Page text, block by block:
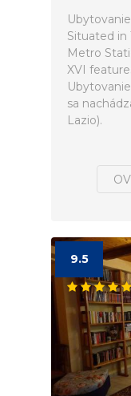
Situated in
Metro
XVI
sa
Lazio).
9.5